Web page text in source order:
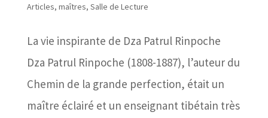
Articles, maîtres, Salle de Lecture
La vie inspirante de Dza Patrul Rinpoche
Dza Patrul Rinpoche (1808-1887), l’auteur du
Chemin de la grande perfection, était un
maître éclairé et un enseignant tibétain très